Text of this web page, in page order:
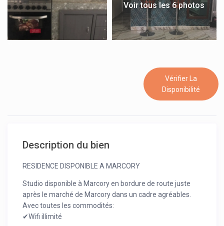
Voir tous les 6 photos
Vérifier La
Disponibilité
Description du bien
RESIDENCE DISPONIBLE A MARCORY
Studio disponible à Marcory en bordure de route juste
après le marché de Marcory dans un cadre agréables.
Avec toutes les commodités:
✔Wifi illimité